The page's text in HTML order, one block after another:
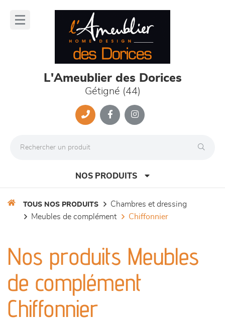
L'Ameublier des Dorices
Gétigné (44)
NOS PRODUITS
séjours
meubles de complément
chambres et dressing
TOUS NOS PRODUITS
chambres et dressing
meubles de complément
chiffonnier
Nos produits Meubles
de complément
Chiffonnier